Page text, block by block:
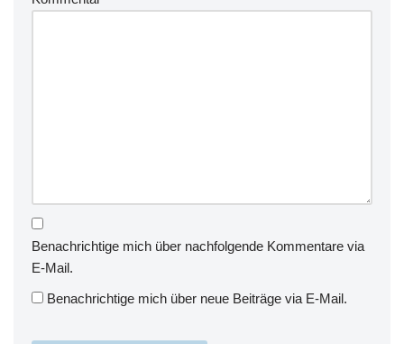
Benachrichtige mich über nachfolgende Kommentare via
E-Mail.
Benachrichtige mich über neue Beiträge via E-Mail.